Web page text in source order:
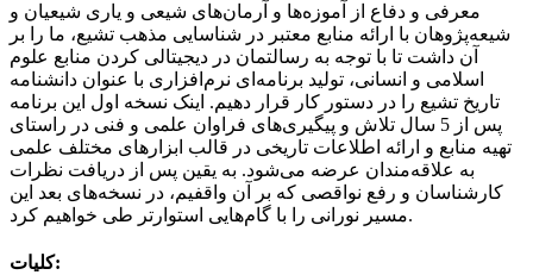
معرفی و دفاع از آموزه‌ها و آرمان‌های شیعی و یاری شیعیان و
شیعه‌پژوهان با ارائه منابع معتبر در شناسایی مذهب تشیع، ما را بر
آن داشت تا با توجه به رسالتمان در دیجیتالی کردن منابع علوم
اسلامی و انسانی، تولید برنامه‌ای نرم‌افزاری با عنوان دانشنامه
تاریخ تشیع را در دستور کار قرار دهیم. اینک نسخه اول این برنامه
پس از 5 سال تلاش و پیگیری‌های فراوان علمی و فنی در راستای
تهیه منابع و ارائه اطلاعات تاریخی در قالب ابزارهای مختلف علمی
به علاقه‌مندان عرضه می‌شود. به یقین پس از دریافت نظرات
کارشناسان و رفع نواقصی که بر آن واقفیم، در نسخه‌های بعد این
مسیر نورانی را با گام‌هایی استوارتر طی خواهیم کرد.
کلیات: